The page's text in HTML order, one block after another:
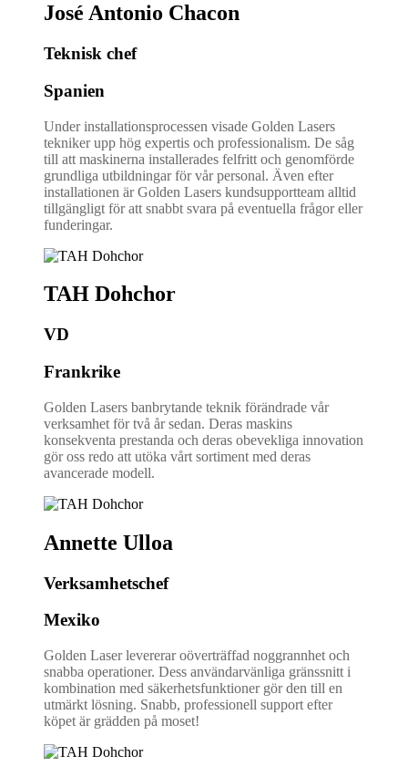
José Antonio Chacon
Teknisk chef
Spanien
Under installationsprocessen visade Golden Lasers
tekniker upp hög expertis och professionalism. De såg
till att maskinerna installerades felfritt och genomförde
grundliga utbildningar för vår personal. Även efter
installationen är Golden Lasers kundsupportteam alltid
tillgängligt för att snabbt svara på eventuella frågor eller
funderingar.
TAH Dohchor
VD
Frankrike
Golden Lasers banbrytande teknik förändrade vår
verksamhet för två år sedan. Deras maskins
konsekventa prestanda och deras obevekliga innovation
gör oss redo att utöka vårt sortiment med deras
avancerade modell.
Annette Ulloa
Verksamhetschef
Mexiko
Golden Laser levererar oöverträffad noggrannhet och
snabba operationer. Dess användarvänliga gränssnitt i
kombination med säkerhetsfunktioner gör den till en
utmärkt lösning. Snabb, professionell support efter
köpet är grädden på moset!